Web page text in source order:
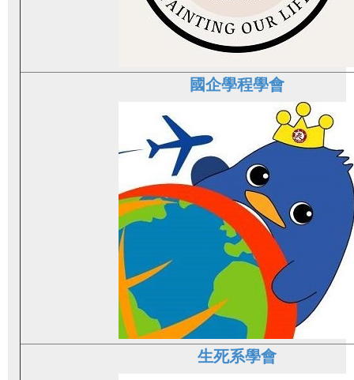
國企學程學會
生死系學會